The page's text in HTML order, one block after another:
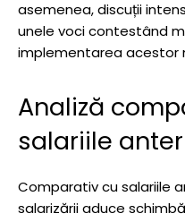
asemenea, discuții
unele voci contestând
implementarea acestor
Analiză
salariile
Comparativ cu salariile
salarizării aduce